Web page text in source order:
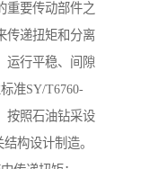
重要传动部件之
传递扭矩和分离
运行平稳、间隙
准SY/T6760-
按照石油钻采设
构设计制造。